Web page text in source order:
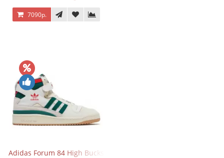
7090р.
Adidas Forum 84 High Bucks